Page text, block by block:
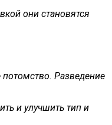
они становятся
Разведение
и улучшить тип и